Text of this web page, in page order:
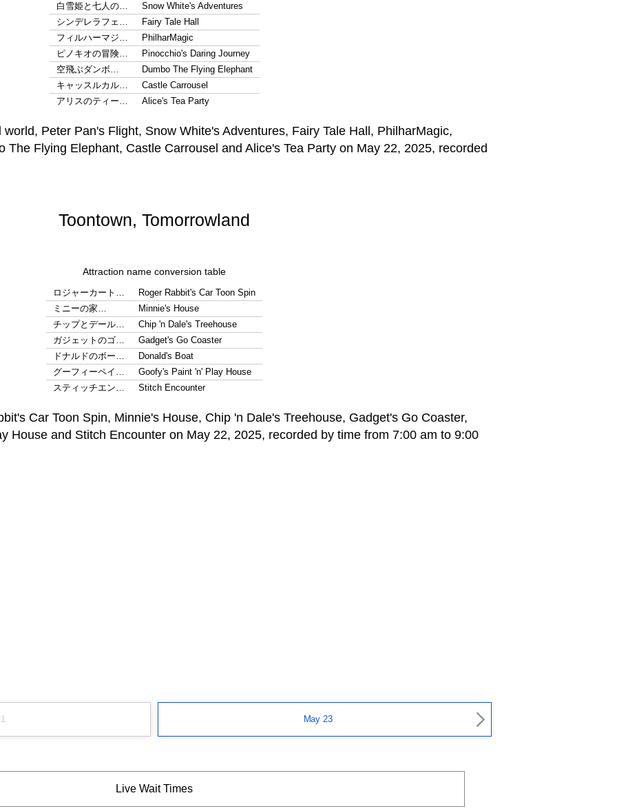
白雪姫と七人の…
Snow White's Adventures
シンデレラフェ…
Fairy Tale Hall
フィルハーマジ…
PhilharMagic
ピノキオの冒険…
Pinocchio's Daring Journey
空飛ぶダンボ…
Dumbo The Flying Elephant
キャッスルカル…
Castle Carrousel
アリスのティー…
Alice's Tea Party
Toontown, Tomorrowland
Attraction name conversion table
ロジャーカート…
Roger Rabbit's Car Toon Spin
ミニーの家…
Minnie's House
チップとデール…
Chip 'n Dale's Treehouse
ガジェットのゴ…
Gadget's Go Coaster
ドナルドのボー…
Donald's Boat
グーフィーペイ…
Goofy's Paint 'n' Play House
スティッチエン…
Stitch Encounter
May 23
Live Wait Times